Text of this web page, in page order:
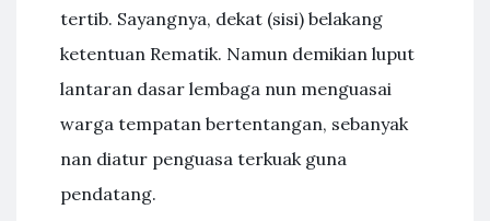
tertib. Sayangnya, dekat (sisi) belakang
ketentuan Rematik. Namun demikian luput
lantaran dasar lembaga nun menguasai
warga tempatan bertentangan, sebanyak
nan diatur penguasa terkuak guna
pendatang.